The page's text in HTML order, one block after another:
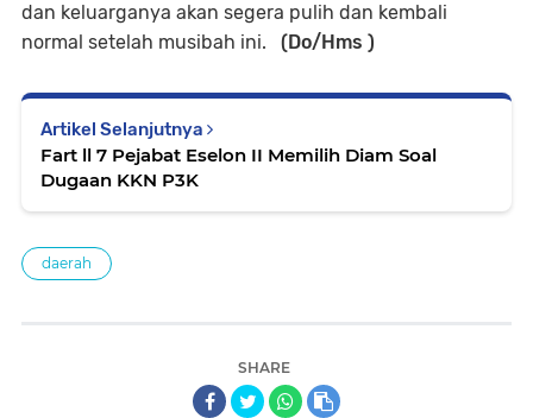
dan keluarganya akan segera pulih dan kembali
normal setelah musibah ini. (Do/Hms )
Artikel Selanjutnya
Fart ll 7 Pejabat Eselon II Memilih Diam Soal
Dugaan KKN P3K
daerah
SHARE